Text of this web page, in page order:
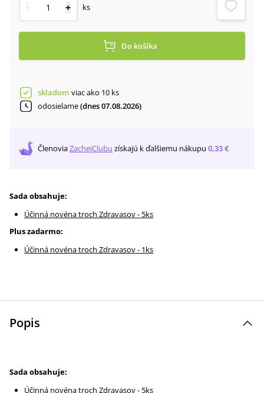
- + ks
Do košíka
skladom viac ako 10 ks
odosielame(dnes 07.08.2026)
ČlenoviaZachejClubu získajú k ďalšiemu nákupu 0,33 €
Sada obsahuje:
Účinná novéna troch Zdravasov - 5ks
Plus zadarmo:
Účinná novéna troch Zdravasov - 1ks
Popis
Sada obsahuje:
Účinná novéna troch Zdravasov - 5ks